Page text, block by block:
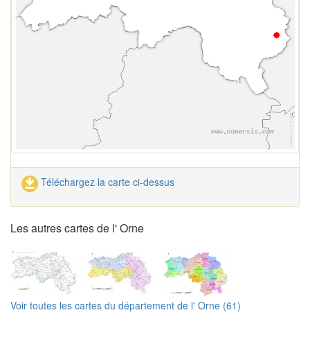
Téléchargez la carte ci-dessus
Les autres cartes de l' Orne
Voir toutes les cartes du département de l' Orne (61)